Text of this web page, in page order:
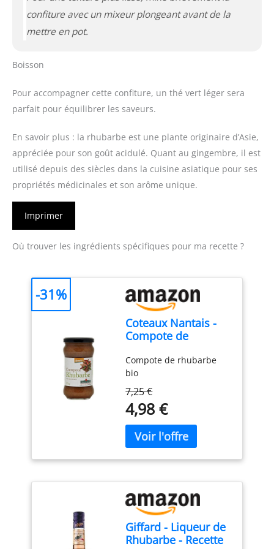
confiture avec un mixeur plongeant avant de la
mettre en pot.
Boisson
Pour accompagner cette confiture, un thé vert léger sera
parfait pour équilibrer les saveurs.
En savoir plus : la rhubarbe est une plante originaire d’Asie,
appréciée pour son goût acidulé. Quant au gingembre, il est
utilisé depuis des siècles dans la cuisine asiatique pour ses
propriétés médicinales et son arôme unique.
Imprimer
Où trouver les ingrédients spécifiques pour ma recette ?
Coteaux Nantais -
Compote de
Compote de rhubarbe
bio
7,25 €
4,98 €
-31%
Giffard - Liqueur de
Rhubarbe - Recette